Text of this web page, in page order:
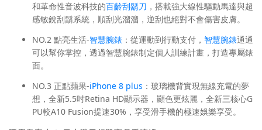
和革命性音波科技的百齡刮鬍刀 ，搭載強大線性驅動馬達與超
感敏銳刮鬍系統，順刮光溜溜，逆刮也絕對不會傷害皮膚。
NO.2 點亮生活-智慧腕錶 ：從運動到行動支付， 智慧腕錶通通
可以幫你掌控，透過智慧腕錶制定個人訓練計畫，打造專屬錶
面。
NO.3 正點蘋果-iPhone 8 plus ：玻璃機背實現無線充電的夢
想，全新5.5吋Retina HD顯示器，顯色更炫麗，全新三核心G
PU較A10 Fusion提速30%，享受滑手機的極速娛樂享受。